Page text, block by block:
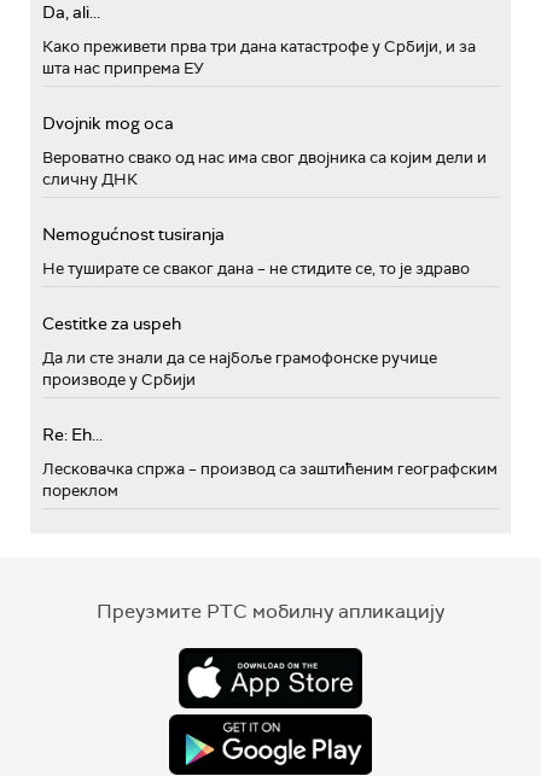
Da, ali...
Како преживети прва три дана катастрофе у Србији, и за
шта нас припрема ЕУ
Dvojnik mog oca
Вероватно свако од нас има свог двојника са којим дели и
сличну ДНК
Nemogućnost tusiranja
Не туширате се сваког дана – не стидите се, то је здраво
Cestitke za uspeh
Да ли сте знали да се најбоље грамофонске ручице
производе у Србији
Re: Eh...
Лесковачка спржа – производ са заштићеним географским
пореклом
Преузмите РТС мобилну апликацију